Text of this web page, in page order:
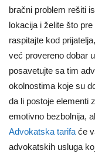
bračni problem rešiti
lokacija i želite što
raspitajte kod
već provereno dobar
posavetujte sa tim
okolnostima koje su
da li postoje elementi
emotivno bezbolnija,
Advokatska tarifa će
advokatskih usluga